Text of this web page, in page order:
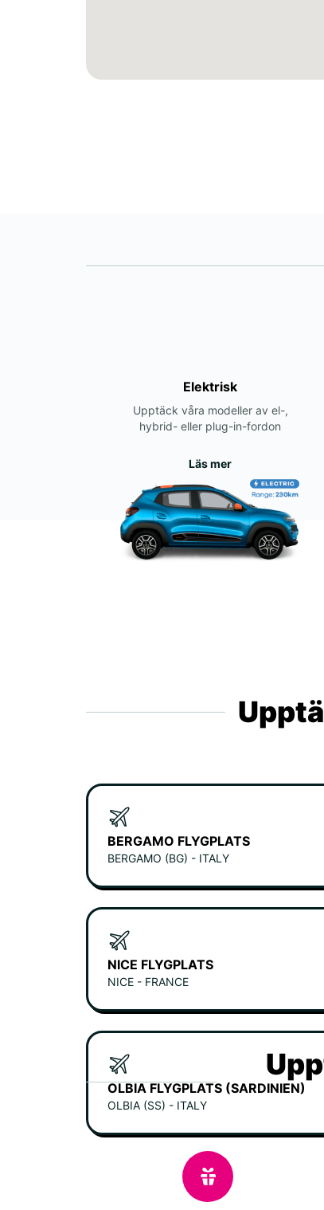
Elektrisk
Upptäck våra modeller av el-,
hybrid- eller plug-in-fordon
Läs mer
BERGAMO FLYGPLATS
BERGAMO (BG) - ITALY
NICE FLYGPLATS
NICE - FRANCE
OLBIA FLYGPLATS (SARDINIEN)
OLBIA (SS) - ITALY